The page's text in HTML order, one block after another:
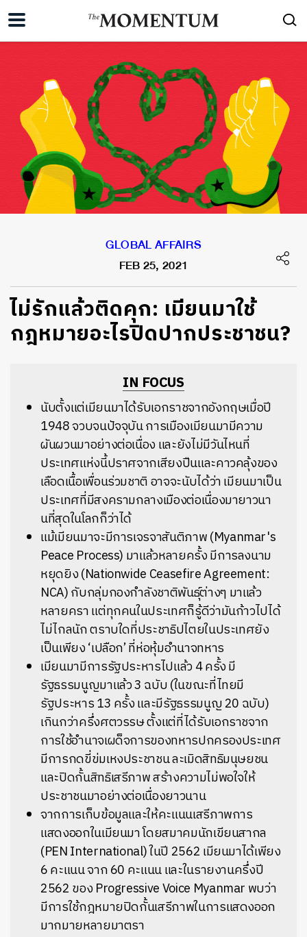
GLOBAL AFFAIRS
FEB 25, 2021
ไม่รักแล้วติดคุก: เมียนมาใช้
กฎหมายอะไรปิดปากประชาชน?
IN FOCUS
นับตั้งแต่เมียนมาได้รับเอกราชจากอังกฤษเมื่อปี
1948 จวบจนปัจจุบัน การเมืองเมียนมามีความ
ผันผวนมาอย่างต่อเนื่อง และยังไม่มีวันไหนที่
ประเทศแห่งนี้ปราศจากเสียงปืนและคาวคลุ้งของ
เลือดเนื้อเพื่อนร่วมชาติ อาจจะนับได้ว่า เมียนมาเป็น
ประเทศที่มีสงครามกลางเมืองต่อเนื่องมายาวนา
นที่สุดในโลกก็ว่าได้
แม้เมียนมาจะมีการเจรจาสันติภาพ (Myanmar's
Peace Process) มาแล้วหลายครั้ง มีการลงนาม
หยุดยิง (Nationwide Ceasefire Agreement:
NCA)กับกลุ่มกองกำลังชาติพันธุ์ต่างๆ มาแล้ว
หลายครา แต่ทุกคนในประเทศก็รู้ดีว่ามันก้าวไปได้
ไม่ไกลนัก ตราบใดที่ประชาธิปไตยในประเทศยัง
เป็นเพียง‘เปลือก’ที่ห่อหุ้มอำนาจทหาร
เมียนมามีการรัฐประหารไปแล้ว 4 ครั้ง มี
รัฐธรรมนูญมาแล้ว 3 ฉบับ (ในขณะที่ไทยมี
รัฐประหาร 13 ครั้ง และมีรัฐธรรมนูญ 20 ฉบับ)
เกินกว่าครึ่งศตวรรษ ตั้งแต่ที่ได้รับเอกราชจาก
การใช้อำนาจเผด็จการของทหารปกครองประเทศ
มีการกดขี่ข่มเหงประชาชน ละเมิดสิทธิมนุษยชน
และปิดกั้นสิทธิเสรีภาพ สร้างความไม่พอใจให้
ประชาชนมาอย่างต่อเนื่องยาวนาน
จากการเก็บข้อมูลและให้คะแนนเสรีภาพการ
แสดงออกในเมียนมา โดยสมาคมนักเขียนสากล
(PEN International)ในปี 2562 เมียนมาได้เพียง
6 คะแนน จาก 60 คะแนน และในรายงานครึ่งปี
2562 ของ Progressive Voice Myanmar พบว่า
มีการใช้กฎหมายปิดกั้นเสรีภาพในการแสดงออก
มากมายหลายมาตรา